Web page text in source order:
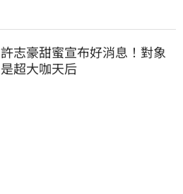
許志豪甜蜜宣布好消息！對象
是超大咖天后